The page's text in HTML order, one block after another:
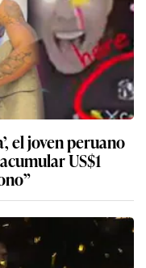
el joven peruano
US$1